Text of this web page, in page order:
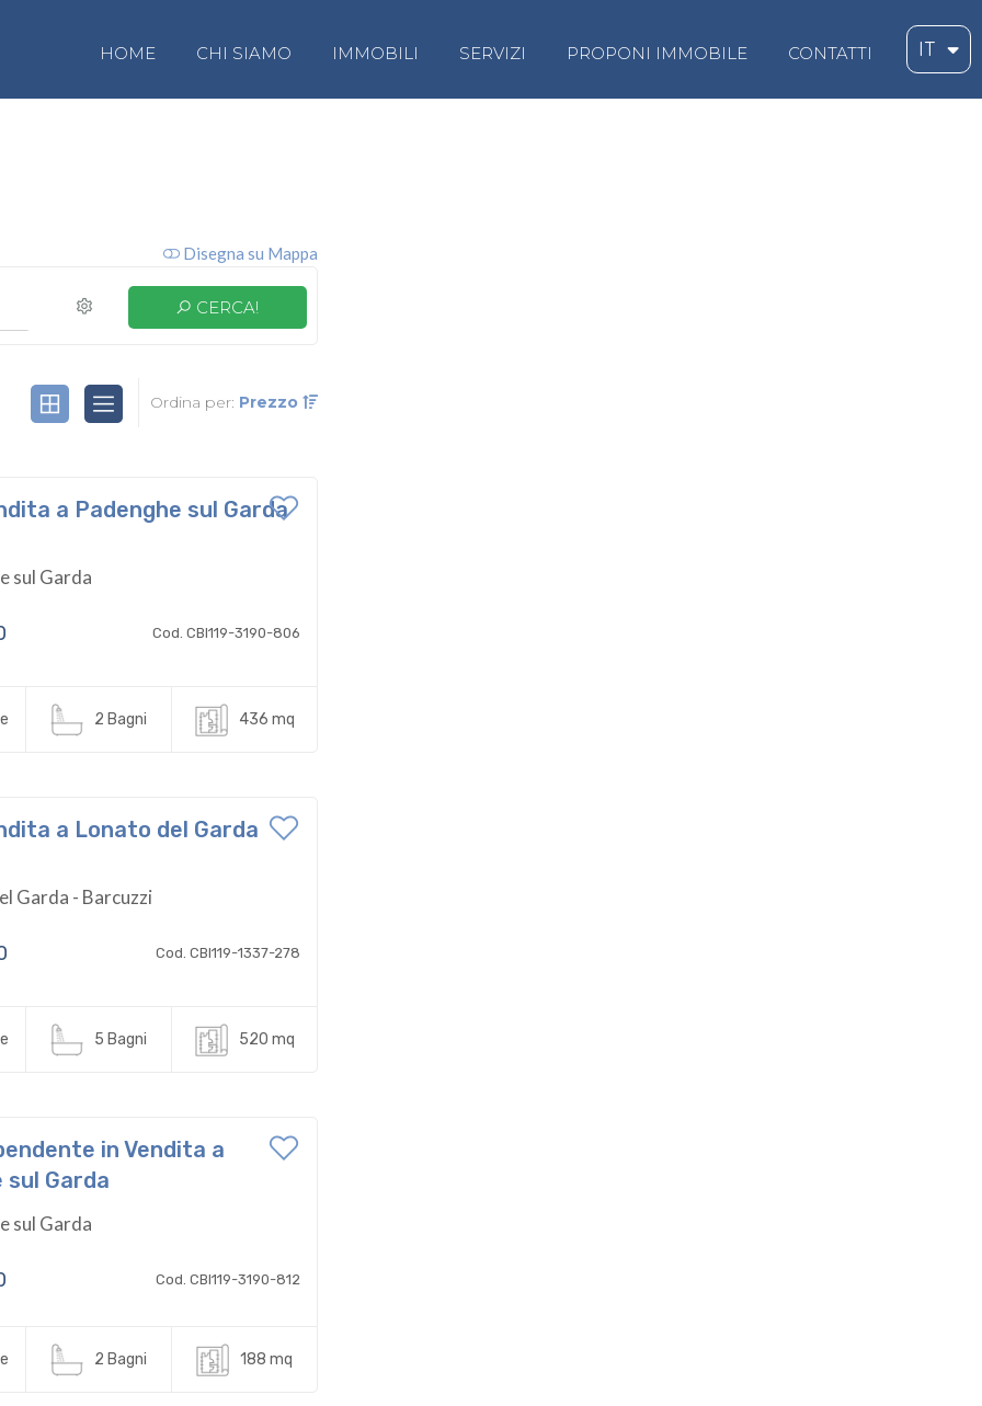
IT
HOME CHI SIAMO IMMOBILI SERVIZI PROPONI IMMOBILE CONTATTI
Disegna su Mappa
CERCA!
Ordina per: Prezzo
a Padenghe sul Garda
sul Garda
Cod. CBI119-3190-806
2 Bagni 436 mq
a Lonato del Garda
Garda - Barcuzzi
Cod. CBI119-1337-278
5 Bagni 520 mq
in Vendita a
sul Garda
sul Garda
Cod. CBI119-3190-812
2 Bagni 188 mq